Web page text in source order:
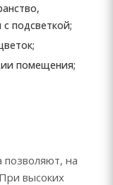
подсветкой;
помещения;
позволяют, на
высоких